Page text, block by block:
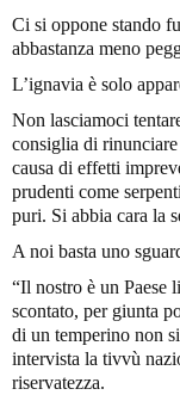
Ci si oppone stando
abbastanza meno
L’ignavia è solo
Non lasciamoci
consiglia di
causa di effetti
prudenti come
puri. Si abbia cara la
A noi basta uno
“Il nostro è un Paese
scontato, per giunta
di un temperino non
intervista la tivvù
riservatezza.